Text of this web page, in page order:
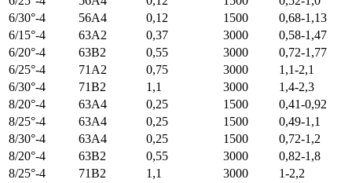
6/30°-4
56A4 0,12 1500
0,68-1,13
6/15°-4
63A2 0,37 3000
0,58-1,47
6/20°-4
63B2 0,55 3000
0,72-1,77
6/25°-4
71A2 0,75 3000
1,1-2,1
6/30°-4
71B2 1,1 3000
1,4-2,3
8/20°-4
63A4 0,25 1500
0,41-0,92
8/25°-4
63A4 0,25 1500
0,49-1,1
8/30°-4
63A4 0,25 1500
0,72-1,2
8/20°-4
63B2 0,55 3000
0,82-1,8
8/25°-4
71B2 1,1 3000
1-2,2